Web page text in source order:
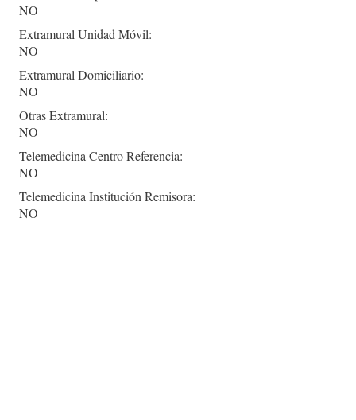
NO
Extramural Unidad Móvil:
NO
Extramural Domiciliario:
NO
Otras Extramural:
NO
Telemedicina Centro Referencia:
NO
Telemedicina Institución Remisora:
NO